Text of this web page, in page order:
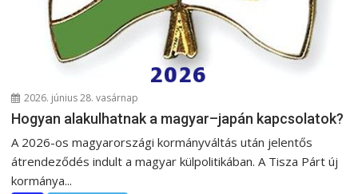
2026. június 28. vasárnap
Hogyan alakulhatnak a magyar–japán kapcsolatok?
A 2026-os magyarországi kormányváltás után jelentős
átrendeződés indult a magyar külpolitikában. A Tisza Párt új
kormánya...